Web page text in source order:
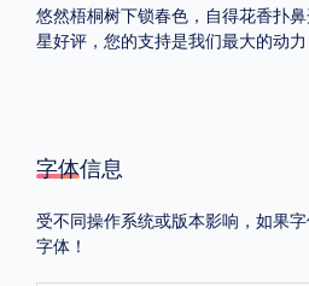
.TTF .OTF .TTC
悠然梧桐树下锁春色，自得花香扑
星好评，您的支持是我们最大的动力
字体信息
受不同操作系统或版本影响，如果
字体！